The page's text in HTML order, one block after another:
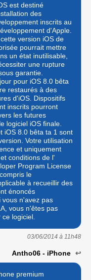
est destiné
des
inscrits au
d'Apple.
version iOS de
pourrait mettre
un état inutilisable,
une rupture
garantie.
pour iOS 8.0 bêta
restaurés à des
d'iOS. Dispositifs
inscrits pourront
les futures
logiciel iOS finale.
iOS 8.0 bêta ta 1 sont
Votre utilisation
et uniquement
conditions de l'
Program License
le
à recueillir des
énoncés
vous n'avez pas
vous n'êtes pas
logiciel.
03/06/2014 à 11h48
Antho06 - iPhone ↩
premium